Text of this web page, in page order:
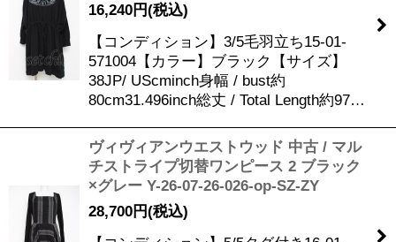
16,240円(税込)
【コンディション】3/5毛羽立ち15-01-
571004【カラー】ブラック【サイズ】
38JP/ UScminch身幅 / bust約
80cm31.496inch総丈 / Total Length約97…
ヴィヴィアンウエストウッド 中古 / マル
チストライプ切替ワンピース 2 ブラック
×グレー Y-26-07-26-026-op-SZ-ZY
28,700円(税込)